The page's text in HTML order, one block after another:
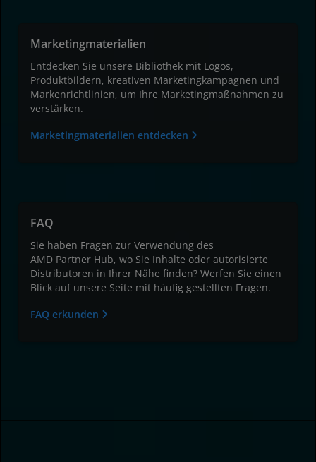
Marketingmaterialien
Entdecken Sie unsere Bibliothek mit Logos,
Produktbildern, kreativen Marketingkampagnen und
Markenrichtlinien, um Ihre Marketingmaßnahmen zu
verstärken.
Marketingmaterialien entdecken
FAQ
Sie haben Fragen zur Verwendung des
AMD Partner Hub, wo Sie Inhalte oder autorisierte
Distributoren in Ihrer Nähe finden? Werfen Sie einen
Blick auf unsere Seite mit häufig gestellten Fragen.
FAQ erkunden